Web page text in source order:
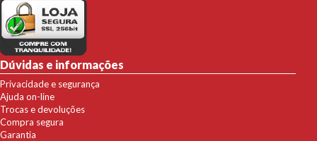
Dúvidas e informações
Privacidade e segurança
Ajuda on-line
Trocas e devoluções
Compra segura
Garantia